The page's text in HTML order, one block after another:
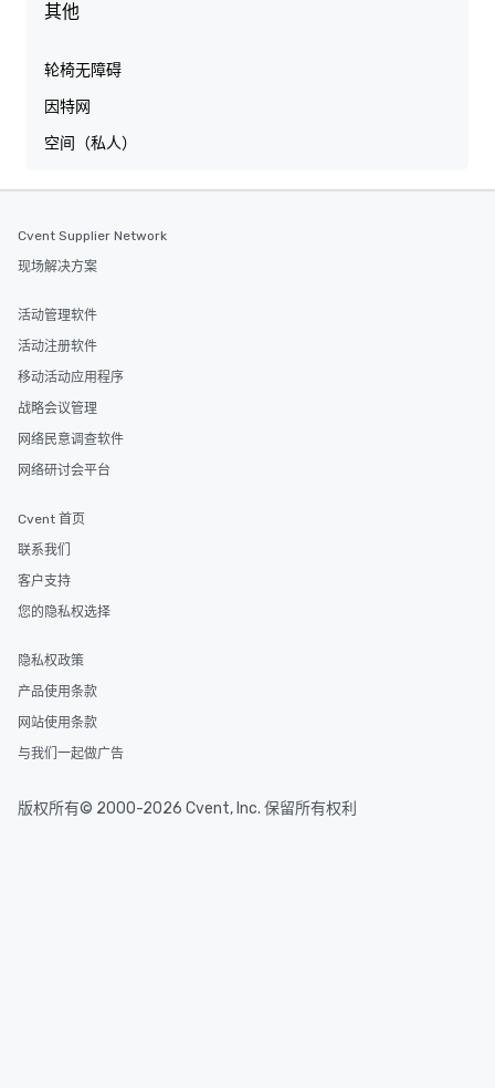
其他
轮椅无障碍
因特网
空间（私人）
Cvent Supplier Network
现场解决方案
活动管理软件
活动注册软件
移动活动应用程序
战略会议管理
网络民意调查软件
网络研讨会平台
Cvent 首页
联系我们
客户支持
您的隐私权选择
隐私权政策
产品使用条款
网站使用条款
与我们一起做广告
版权所有© 2000-2026 Cvent, Inc. 保留所有权利